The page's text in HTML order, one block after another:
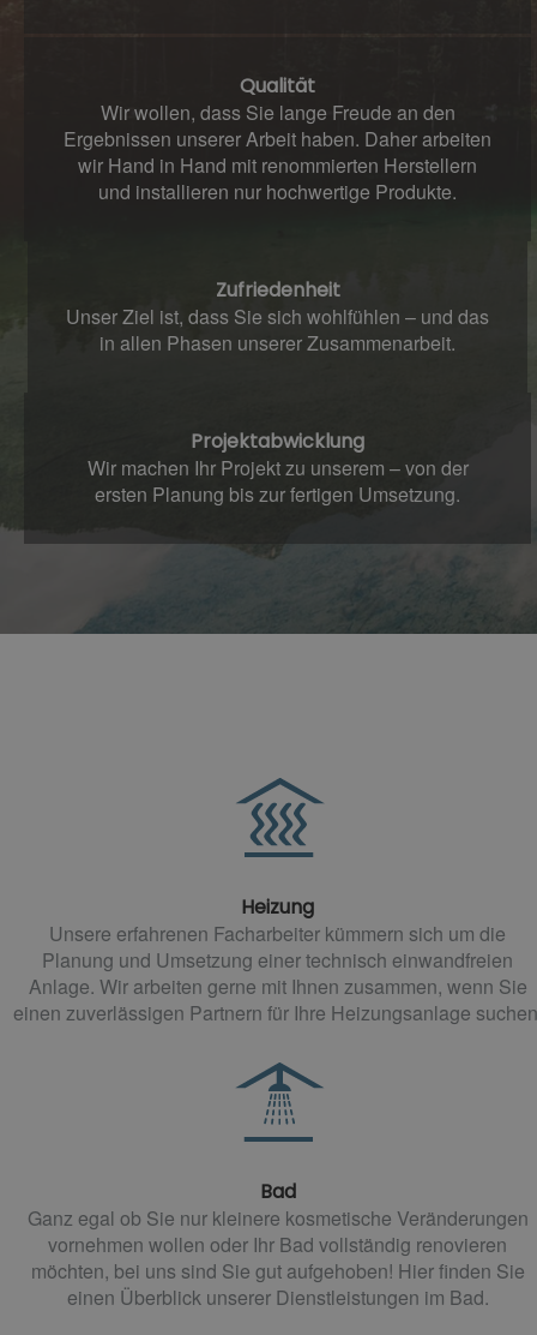
Qualität
Wir wollen, dass Sie lange Freude an den
Ergebnissen unserer Arbeit haben. Daher arbeiten
wir Hand in Hand mit renommierten Herstellern
und installieren nur hochwertige Produkte.
Zufriedenheit
Unser Ziel ist, dass Sie sich wohlfühlen – und das
in allen Phasen unserer Zusammenarbeit.
Projektabwicklung
Wir machen Ihr Projekt zu unserem – von der
ersten Planung bis zur fertigen Umsetzung.
Heizung
Unsere erfahrenen Facharbeiter kümmern sich um die
Planung und Umsetzung einer technisch einwandfreien
Anlage. Wir arbeiten gerne mit Ihnen zusammen, wenn Sie
einen zuverlässigen Partnern für Ihre Heizungsanlage
Bad
Ganz egal ob Sie nur kleinere kosmetische Veränderungen
vornehmen wollen oder Ihr Bad vollständig renovieren
möchten, bei uns sind Sie gut aufgehoben! Hier finden Sie
einen Überblick unserer Dienstleistungen im Bad.